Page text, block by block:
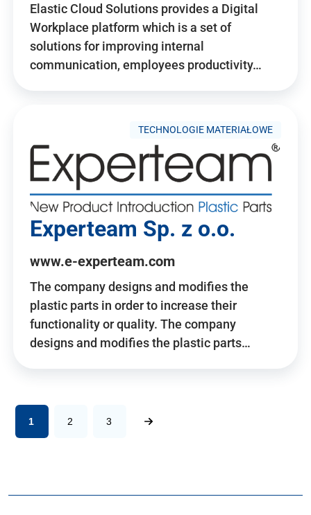
Elastic Cloud Solutions provides a Digital
Workplace platform which is a set of
solutions for improving internal
communication, employees productivity…
TECHNOLOGIE MATERIAŁOWE
Experteam Sp. z o.o.
www.e-experteam.com
The company designs and modifies the
plastic parts in order to increase their
functionality or quality. The company
designs and modifies the plastic parts…
1 2 3